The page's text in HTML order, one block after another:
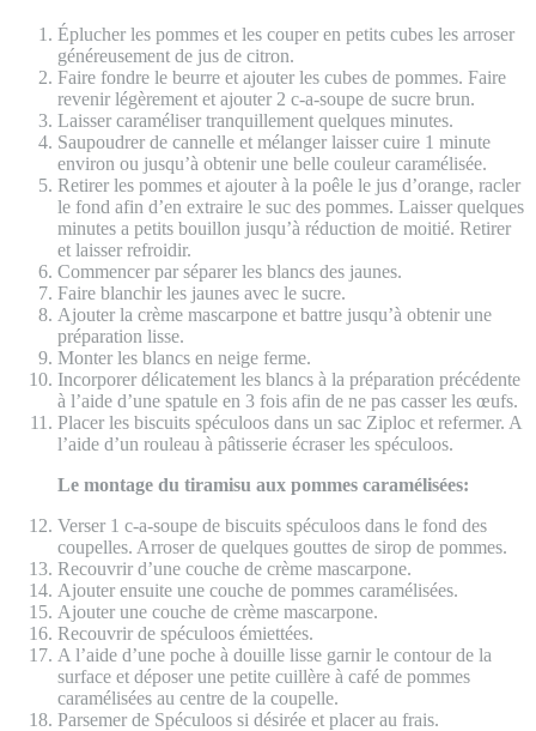
Éplucher les pommes et les couper en petits cubes les arroser
généreusement de jus de citron.
Faire fondre le beurre et ajouter les cubes de pommes. Faire
revenir légèrement et ajouter 2 c-a-soupe de sucre brun.
Laisser caraméliser tranquillement quelques minutes.
Saupoudrer de cannelle et mélanger laisser cuire 1 minute
environ ou jusqu’à obtenir une belle couleur caramélisée.
Retirer les pommes et ajouter à la poêle le jus d’orange, racler
le fond afin d’en extraire le suc des pommes. Laisser quelques
minutes a petits bouillon jusqu’à réduction de moitié. Retirer
et laisser refroidir.
Commencer par séparer les blancs des jaunes.
Faire blanchir les jaunes avec le sucre.
Ajouter la crème mascarpone et battre jusqu’à obtenir une
préparation lisse.
Monter les blancs en neige ferme.
Incorporer délicatement les blancs à la préparation précédente
à l’aide d’une spatule en 3 fois afin de ne pas casser les œufs.
Placer les biscuits spéculoos dans un sac Ziploc et refermer. A
l’aide d’un rouleau à pâtisserie écraser les spéculoos.
Le montage du tiramisu aux pommes caramélisées:
Verser 1 c-a-soupe de biscuits spéculoos dans le fond des
coupelles. Arroser de quelques gouttes de sirop de pommes.
Recouvrir d’une couche de crème mascarpone.
Ajouter ensuite une couche de pommes caramélisées.
Ajouter une couche de crème mascarpone.
Recouvrir de spéculoos émiettées.
A l’aide d’une poche à douille lisse garnir le contour de la
surface et déposer une petite cuillère à café de pommes
caramélisées au centre de la coupelle.
Parsemer de Spéculoos si désirée et placer au frais.